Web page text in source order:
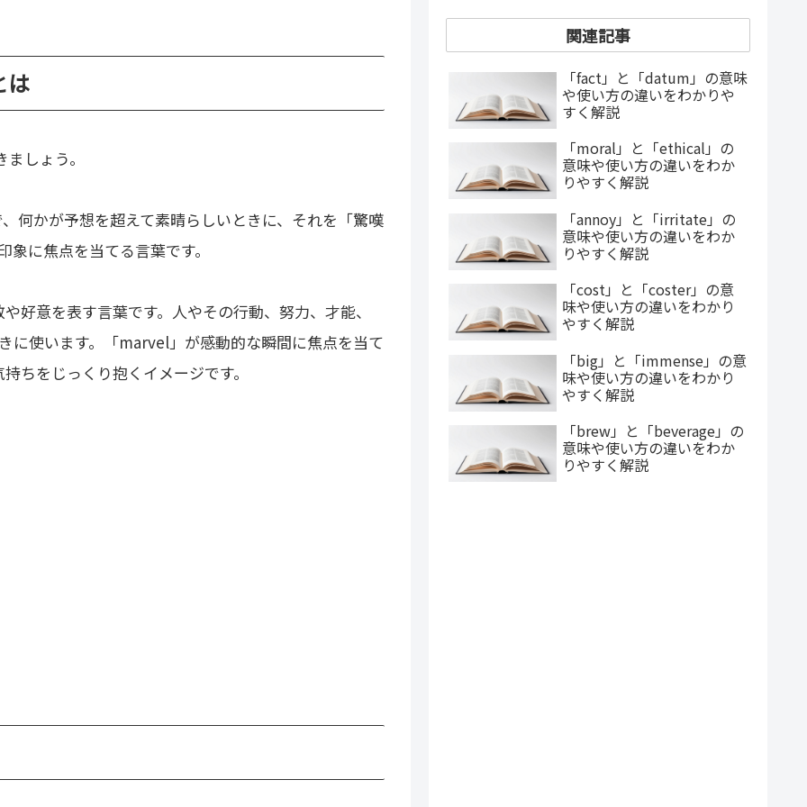
は
しょう。
何かが予想を超えて素晴らしいときに、それを「驚嘆
に焦点を当てる言葉です。
好意を表す言葉です。人やその行動、努力、才能、
に使います。「marvel」が感動的な瞬間に焦点を当て
ちをじっくり抱くイメージです。
関連記事
「fact」と「datum」の意味
や使い方の違いをわかりや
すく解説
「moral」と「ethical」の
意味や使い方の違いをわか
りやすく解説
「annoy」と「irritate」の
意味や使い方の違いをわか
りやすく解説
「cost」と「coster」の意
味や使い方の違いをわかり
やすく解説
「big」と「immense」の意
味や使い方の違いをわかり
やすく解説
「brew」と「beverage」の
意味や使い方の違いをわか
りやすく解説